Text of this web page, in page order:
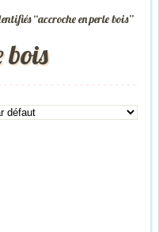
“accroche en perle bois”
bois